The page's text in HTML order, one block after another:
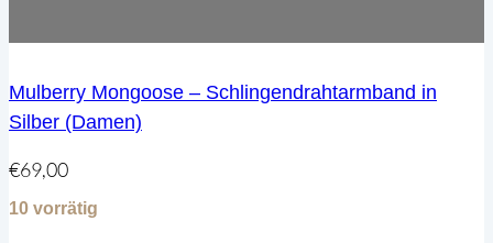
Mulberry Mongoose – Schlingendrahtarmband in
Silber (Damen)
€69,00
10 vorrätig